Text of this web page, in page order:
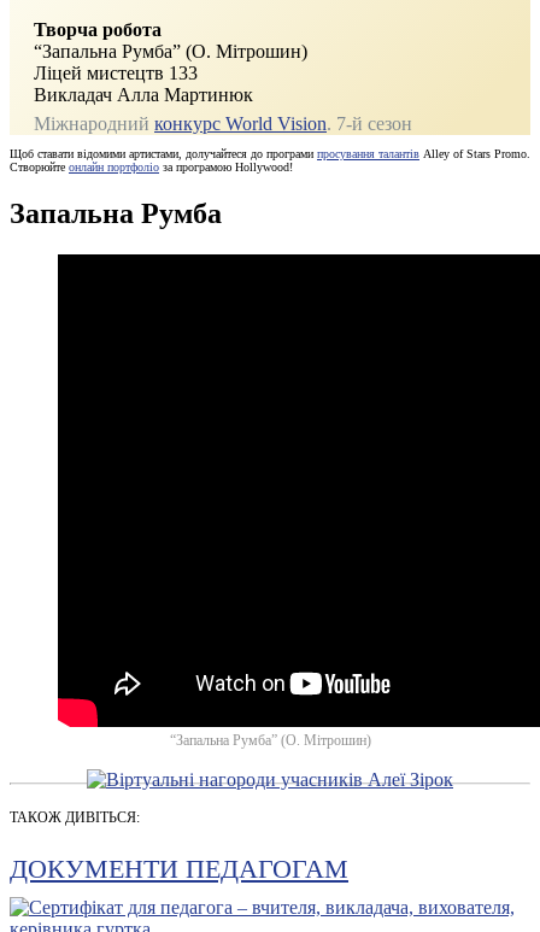
Творча робота
“Запальна Румба” (О. Мітрошин)
Ліцей мистецтв 133
Викладач Алла Мартинюк
Міжнародний конкурс World Vision. 7-й сезон
Щоб ставати відомими артистами, долучайтеся до програми просування талантів Alley of Stars Promo.
Створюйте онлайн портфоліо за програмою Hollywood!
Запальна Румба
“Запальна Румба” (О. Мітрошин)
ТАКОЖ ДИВІТЬСЯ:
ДОКУМЕНТИ ПЕДАГОГАМ